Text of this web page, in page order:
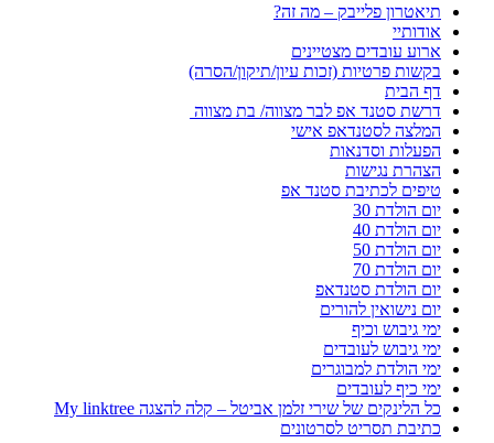
תיאטרון פלייבק – מה זה?
אודותיי
ארוע עובדים מצטיינים
בקשות פרטיות (זכות עיון/תיקון/הסרה)
דף הבית
דרשת סטנד אפ לבר מצווה/ בת מצווה
המלצה לסטנדאפ אישי
הפעלות וסדנאות
הצהרת נגישות
טיפים לכתיבת סטנד אפ
יום הולדת 30
יום הולדת 40
יום הולדת 50
יום הולדת 70
יום הולדת סטנדאפ
יום נישואין להורים
ימי גיבוש וכיף
ימי גיבוש לעובדים
ימי הולדת למבוגרים
ימי כיף לעובדים
כל הלינקים של שירי זלמן אביטל – קלה להצגה My linktree
כתיבת תסריט לסרטונים